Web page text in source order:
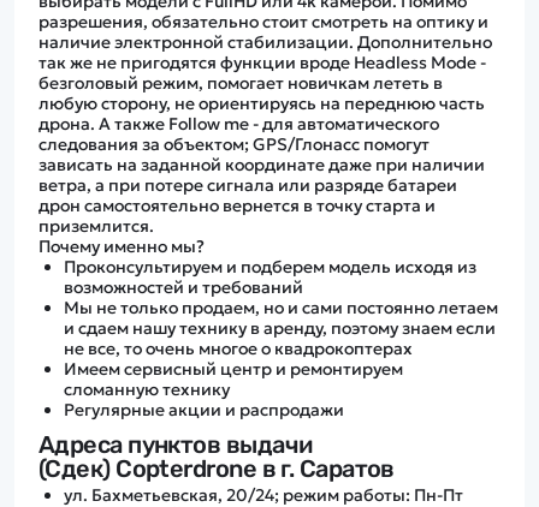
разрешения, обязательно стоит смотреть на оптику и
наличие электронной стабилизации. Дополнительно
так же не пригодятся функции вроде Headless Mode -
безголовый режим, помогает новичкам лететь в
любую сторону, не ориентируясь на переднюю часть
дрона. А также Follow me - для автоматического
следования за объектом; GPS/Глонасс помогут
зависать на заданной координате даже при наличии
ветра, а при потере сигнала или разряде батареи
дрон самостоятельно вернется в точку старта и
приземлится.
Почему именно мы?
Проконсультируем и подберем модель исходя из
возможностей и требований
Мы не только продаем, но и сами постоянно летаем
и сдаем нашу технику в аренду, поэтому знаем если
не все, то очень многое о квадрокоптерах
Имеем сервисный центр и ремонтируем
сломанную технику
Регулярные акции и распродажи
Адреса пунктов выдачи
(Сдек) Copterdrone в г. Саратов
ул. Бахметьевская, 20/24; режим работы: Пн-Пт